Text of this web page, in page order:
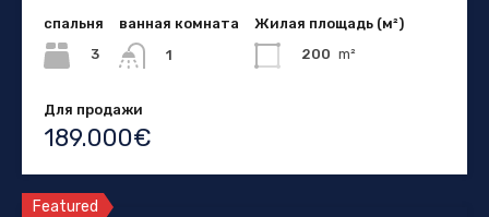
спальня
3
ванная комната
1
Жилая площадь (м²)
200 m²
Для продажи
189.000€
Featured